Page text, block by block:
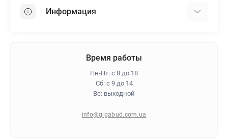
Пенопласт
Информация
Политика конфиденциальности
Время работы
Пн-Пт: с 8 до 18
Сб: с 9 до 14
Вс: выходной
info@gigabud.com.ua